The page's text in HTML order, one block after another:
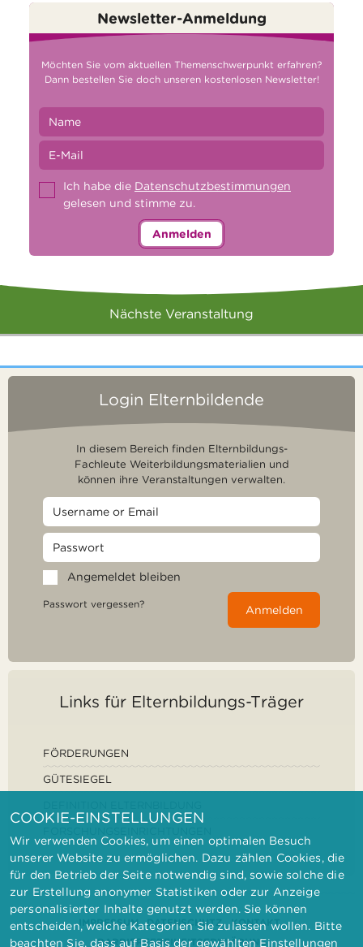
Newsletter-Anmeldung
Möchten Sie vom aktuellen Themenschwerpunkt erfahren?
Dann bestellen Sie doch unseren kostenlosen Newsletter!
Ich habe die Datenschutzbestimmungen
gelesen und stimme zu.
Anmelden
Nächste Veranstaltung
Login Elternbildende
In diesem Bereich finden Elternbildungs-
Fachleute Weiterbildungsmaterialien und
können ihre Veranstaltungen verwalten.
Angemeldet bleiben
Passwort vergessen? Anmelden
Links für Elternbildungs-Träger
FÖRDERUNGEN
GÜTESIEGEL
IMPRESSUM DATENSCHUTZ
KONTAKT
BARRIEREFREIHEITSERKLÄRUNG
COOKIE-EINSTELLUNGEN
Wir verwenden Cookies, um einen optimalen Besuch
unserer Website zu ermöglichen. Dazu zählen Cookies, die
für den Betrieb der Seite notwendig sind, sowie solche die
zur Erstellung anonymer Statistiken oder zur Anzeige
personalisierter Inhalte genutzt werden. Sie können
entscheiden, welche Kategorien Sie zulassen wollen. Bitte
beachten Sie, dass auf Basis der gewählten Einstellungen